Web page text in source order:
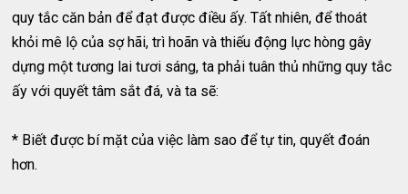
quy tắc căn bản để đạt được điều ấy. Tất nhiên, để thoát
khỏi mê lộ của sợ hãi, trì hoãn và thiếu động lực hòng gây
dựng một tương lai tươi sáng, ta phải tuân thủ những quy tắc
ấy với quyết tâm sắt đá, và ta sẽ:
* Biết được bí mặt của việc làm sao để tự tin, quyết đoán
hơn.